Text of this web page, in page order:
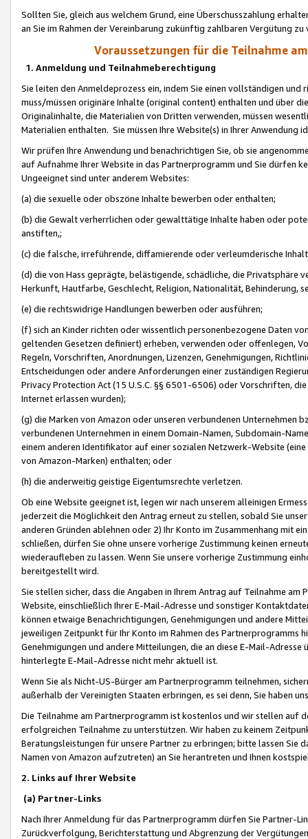
Sollten Sie, gleich aus welchem Grund, eine Überschusszahlung
an Sie im Rahmen der Vereinbarung zukünftig zahlbaren Vergütung zu
Voraussetzungen für die Teilnahme
1. Anmeldung und Teilnahmeberechtigung
Sie leiten den Anmeldeprozess ein, indem Sie einen vollständigen
muss/müssen originäre Inhalte (original content) enthalten und über
Originalinhalte, die Materialien von Dritten verwenden, müssen
Materialien enthalten. Sie müssen Ihre Website(s) in Ihrer Anwendung
Wir prüfen Ihre Anwendung und benachrichtigen Sie, ob sie
auf Aufnahme Ihrer Website in das Partnerprogramm und Sie dürfen
Ungeeignet sind unter anderem Websites:
(a) die sexuelle oder obszöne Inhalte bewerben oder enthalten;
(b) die Gewalt verherrlichen oder gewalttätige Inhalte haben oder
anstiften,;
(c) die falsche, irreführende, diffamierende oder verleumderische
(d) die von Hass geprägte, belästigende, schädliche, die Privatsphäre
Herkunft, Hautfarbe, Geschlecht, Religion, Nationalität, Behinderung,
(e) die rechtswidrige Handlungen bewerben oder ausführen;
(f) sich an Kinder richten oder wissentlich personenbezogene Daten
geltenden Gesetzen definiert) erheben, verwenden oder offenlegen,
Regeln, Vorschriften, Anordnungen, Lizenzen, Genehmigungen,
Entscheidungen oder andere Anforderungen einer zuständigen
Privacy Protection Act (15 U.S.C. §§ 6501-6506) oder Vorschriften,
Internet erlassen wurden);
(g) die Marken von Amazon oder unseren verbundenen Unternehmen
verbundenen Unternehmen in einem Domain-Namen, Subdomain-
einem anderen Identifikator auf einer sozialen Netzwerk-Website
von Amazon-Marken) enthalten; oder
(h) die anderweitig geistige Eigentumsrechte verletzen.
Ob eine Website geeignet ist, legen wir nach unserem alleinigen
jederzeit die Möglichkeit den Antrag erneut zu stellen, sobald Sie
anderen Gründen ablehnen oder 2) Ihr Konto im Zusammenhang mit
schließen, dürfen Sie ohne unsere vorherige Zustimmung keinen
wiederaufleben zu lassen. Wenn Sie unsere vorherige Zustimmung
bereitgestellt wird.
Sie stellen sicher, dass die Angaben in Ihrem Antrag auf Teilnahme
Website, einschließlich Ihrer E-Mail-Adresse und sonstiger
können etwaige Benachrichtigungen, Genehmigungen und andere
jeweiligen Zeitpunkt für Ihr Konto im Rahmen des Partnerprogramms
Genehmigungen und andere Mitteilungen, die an diese E-Mail-
hinterlegte E-Mail-Adresse nicht mehr aktuell ist.
Wenn Sie als Nicht-US-Bürger am Partnerprogramm teilnehmen,
außerhalb der Vereinigten Staaten erbringen, es sei denn, Sie haben
Die Teilnahme am Partnerprogramm ist kostenlos und wir stellen auf
erfolgreichen Teilnahme zu unterstützen. Wir haben zu keinem
Beratungsleistungen für unsere Partner zu erbringen; bitte lassen Sie
Namen von Amazon aufzutreten) an Sie herantreten und Ihnen
2. Links auf Ihrer Website
(a) Partner-Links
Nach Ihrer Anmeldung für das Partnerprogramm dürfen Sie Partner-
Zurückverfolgung, Berichterstattung und Abgrenzung der